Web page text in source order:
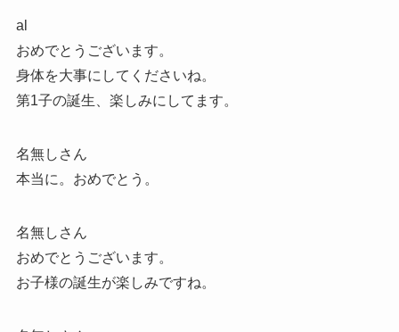
al
おめでとうございます。
身体を大事にしてくださいね。
第1子の誕生、楽しみにしてます。
名無しさん
本当に。おめでとう。
名無しさん
おめでとうございます。
お子様の誕生が楽しみですね。